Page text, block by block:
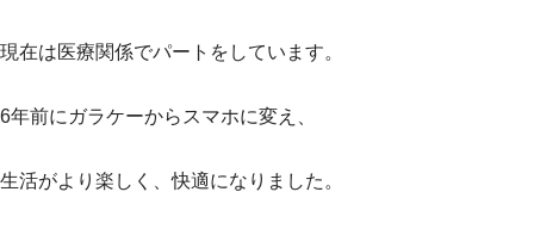
現在は医療関係でパートをしています。
6年前にガラケーからスマホに変え、
生活がより楽しく、快適になりました。